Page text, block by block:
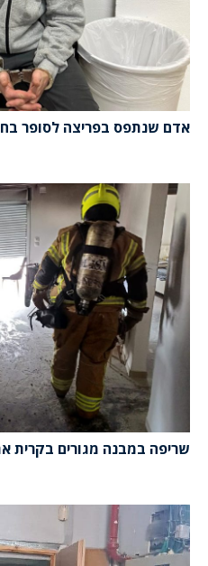
אדם שנתפס בפריצה לסופר
שריפה במבנה מגורים בקרית